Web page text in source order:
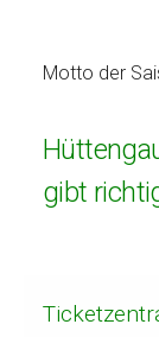
Motto der
gibt